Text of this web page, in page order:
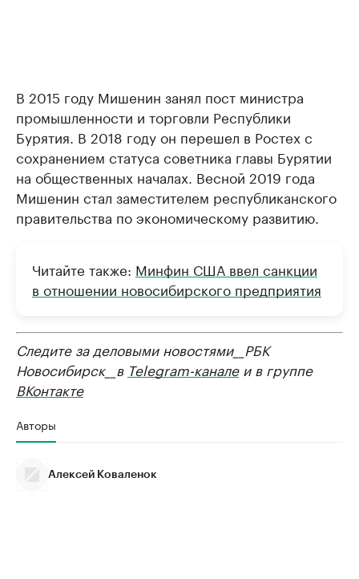
В 2015 году Мишенин занял пост министра
промышленности и торговли Республики
Бурятия. В 2018 году он перешел в Ростех с
сохранением статуса советника главы Бурятии
на общественных началах. Весной 2019 года
Мишенин стал заместителем республиканского
правительства по экономическому развитию.
Читайте также: Минфин США ввел санкции
в отношении новосибирского предприятия
Следите за деловыми новостями__РБК
Новосибирск__в Telegram-каналеи в группе
ВКонтакте
Авторы
Алексей Коваленок